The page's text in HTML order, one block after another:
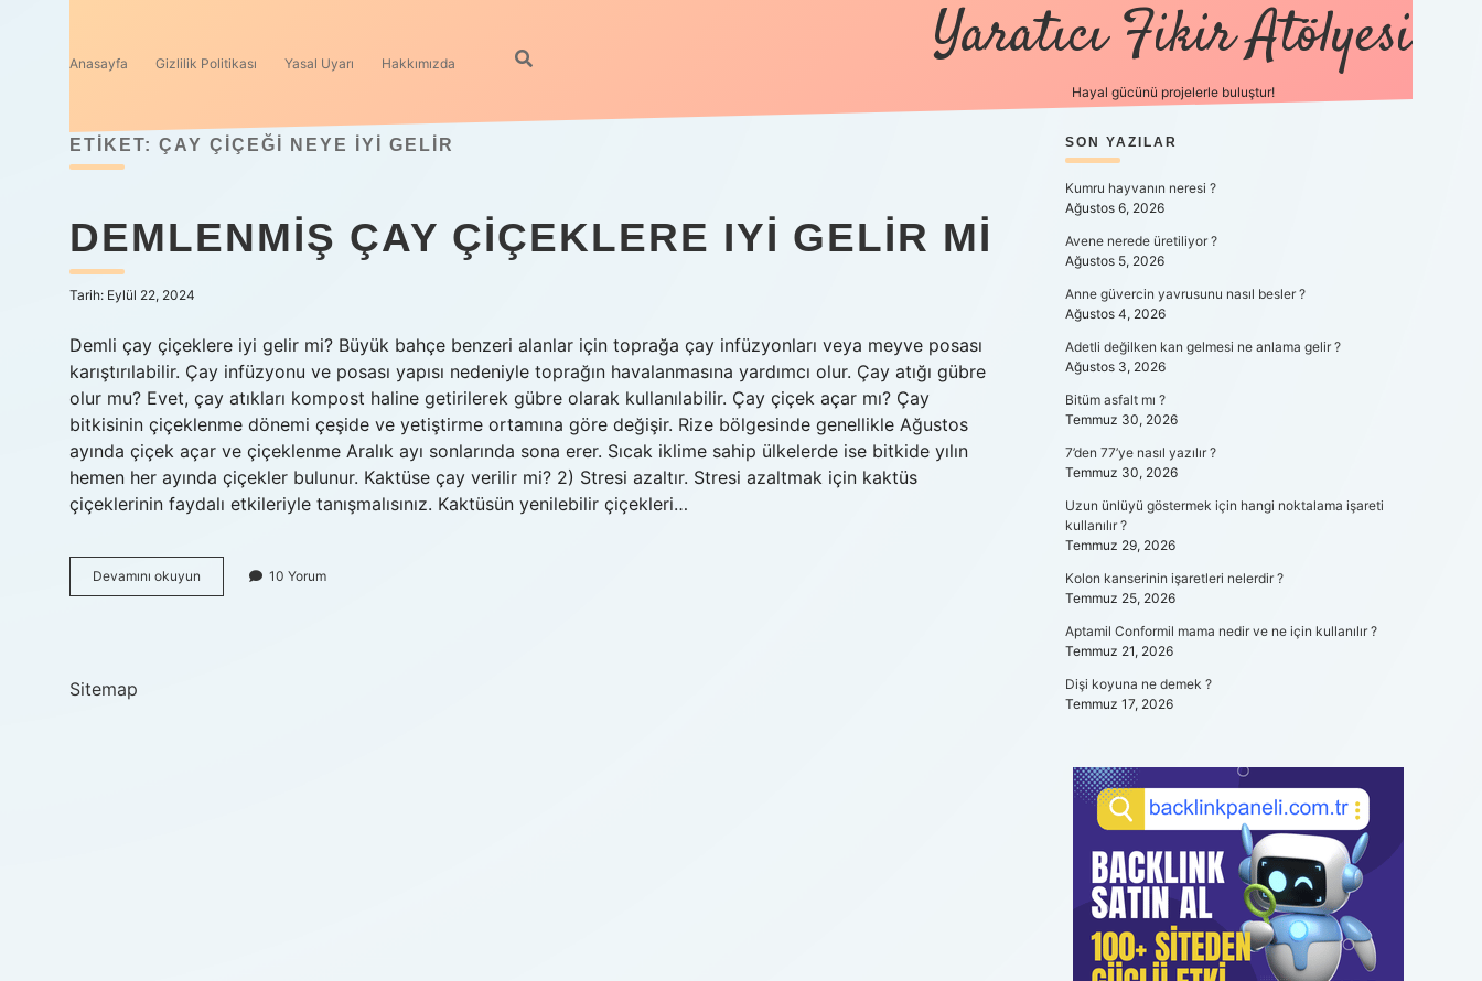
Anasayfa Gizlilik Politikası Yasal Uyarı Hakkımızda Yaratıcı Fikir Atölyesi
Hayal gücünü projelerle buluştur!
ETIKET: ÇAY ÇIÇEĞI NEYE IYI GELIR
DEMLENMIŞ ÇAY ÇIÇEKLERE IYI GELIR MI
Tarih: Eylül 22, 2024
Demli çay çiçeklere iyi gelir mi? Büyük bahçe benzeri alanlar için toprağa çay infüzyonları veya meyve posası
karıştırılabilir. Çay infüzyonu ve posası yapısı nedeniyle toprağın havalanmasına yardımcı olur. Çay atığı gübre
olur mu? Evet, çay atıkları kompost haline getirilerek gübre olarak kullanılabilir. Çay çiçek açar mı? Çay
bitkisinin çiçeklenme dönemi çeşide ve yetiştirme ortamına göre değişir. Rize bölgesinde genellikle Ağustos
ayında çiçek açar ve çiçeklenme Aralık ayı sonlarında sona erer. Sıcak iklime sahip ülkelerde ise bitkide yılın
hemen her ayında çiçekler bulunur. Kaktüse çay verilir mi? 2) Stresi azaltır. Stresi azaltmak için kaktüs
çiçeklerinin faydalı etkileriyle tanışmalısınız. Kaktüsün yenilebilir çiçekleri…
Devamını okuyun Demlenmiş
Çay
10 Yorum
Sitemap
SIDEBAR
SON YAZILAR
Kumru hayvanın neresi ?
Ağustos 6, 2026
Avene nerede üretiliyor ?
Ağustos 5, 2026
Anne güvercin yavrusunu nasıl besler ?
Ağustos 4, 2026
Adetli değilken kan gelmesi ne anlama gelir ?
Ağustos 3, 2026
Bitüm asfalt mı ?
Temmuz 30, 2026
7’den 77’ye nasıl yazılır ?
Temmuz 30, 2026
Uzun ünlüyü göstermek için hangi noktalama işareti
kullanılır ?
Temmuz 29, 2026
Kolon kanserinin işaretleri nelerdir ?
Temmuz 25, 2026
Aptamil Conformil mama nedir ve ne için kullanılır ?
Temmuz 21, 2026
Dişi koyuna ne demek ?
Temmuz 17, 2026